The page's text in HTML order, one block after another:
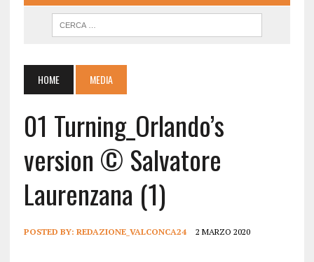
HOME MEDIA
01 Turning_Orlando’s
version © Salvatore
Laurenzana (1)
POSTED BY: REDAZIONE_VALCONCA24 2 MARZO 2020